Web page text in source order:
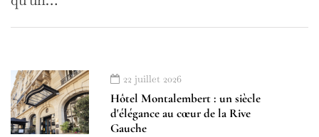
22 juillet 2026
Hôtel Montalembert : un siècle
d'élégance au cœur de la Rive
Gauche